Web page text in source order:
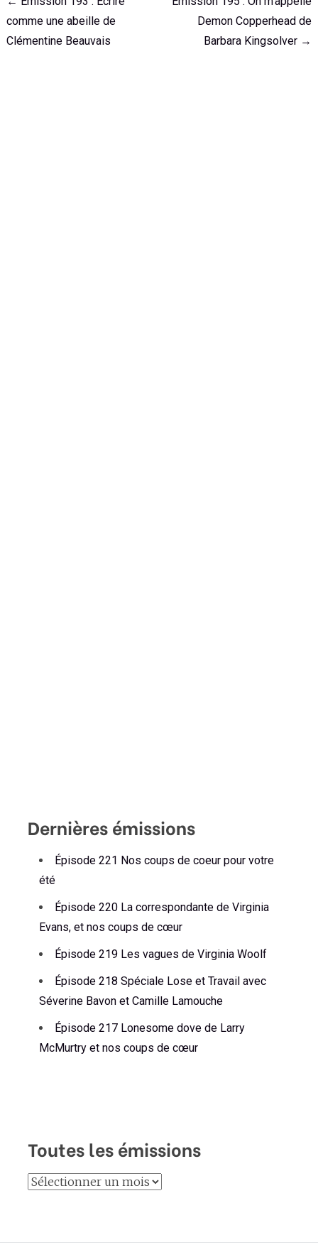
de
l'article
comme une abeille de
Clémentine Beauvais
Demon Copperhead de
Barbara Kingsolver →
Dernières émissions
Épisode 221 Nos coups de coeur pour votre
été
Épisode 220 La correspondante de Virginia
Evans, et nos coups de cœur
Épisode 219 Les vagues de Virginia Woolf
Épisode 218 Spéciale Lose et Travail avec
Séverine Bavon et Camille Lamouche
Épisode 217 Lonesome dove de Larry
McMurtry et nos coups de cœur
Toutes les émissions
Toutes